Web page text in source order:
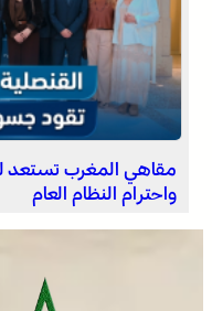
وادي زم .. مبادرة
الشهداء بعد الحريق
مقاهي المغرب تستعد
واحترام النظام العام